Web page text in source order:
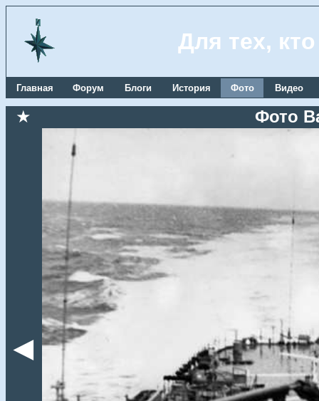
Для тех,
Главная Форум Блоги История Фото Видео
★ Фото
◄